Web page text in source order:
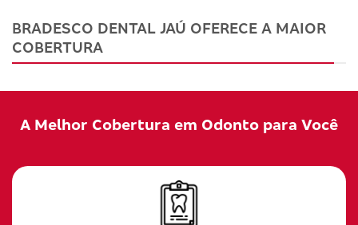
BRADESCO DENTAL JAÚ OFERECE A MAIOR
COBERTURA
A Melhor Cobertura em Odonto para Você